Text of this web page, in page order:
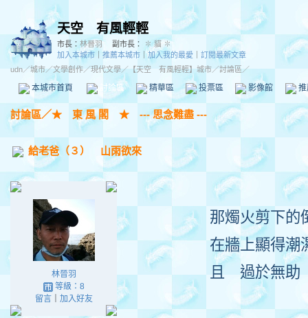
天空 有風輕輕
市長： 林晉羽 副市長：
✽ 貓 ✽
加入本城市
推薦本城市 ｜加入我的最愛
訂閱最新文章
udn／城市／文學創作／現代文學／【天空 有風輕輕】城市／討論區／
本城市首頁 討論區 精華區 投票區 影像館
討論區／★ 東 風 閣 ★ --- 思念難盡 ---
給老爸（３） 山雨欲來
林晉羽
等級：8
留言｜ 加入好友
那燭火剪下的
在牆上顯得潮
且 過於無助